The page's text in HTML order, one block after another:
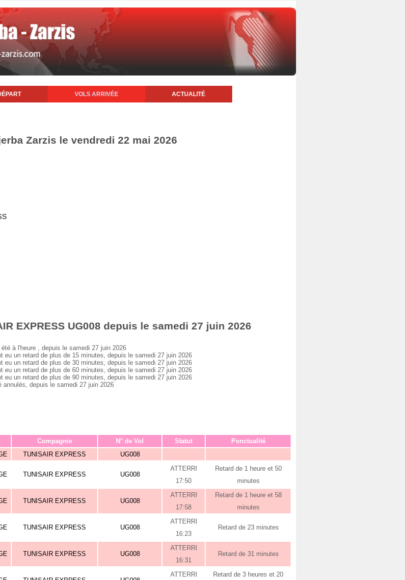
VOLS ARRIVÉE ACTUALITÉ
Zarzis le vendredi 22 mai 2026
EXPRESS UG008 depuis le samedi 27 juin 2026
à l'heure , depuis le samedi 27 juin 2026
un retard de plus de 15 minutes, depuis le samedi 27 juin 2026
un retard de plus de 30 minutes, depuis le samedi 27 juin 2026
un retard de plus de 60 minutes, depuis le samedi 27 juin 2026
un retard de plus de 90 minutes, depuis le samedi 27 juin 2026
depuis le samedi 27 juin 2026
Compagnie N° de Vol Statut
Ponctualité
TUNISAIR EXPRESS UG008
TUNISAIR EXPRESS UG008
ATTERRI
17:50
Retard de 1 heure et 50
minutes
TUNISAIR EXPRESS UG008
ATTERRI
17:58
Retard de 1 heure et 58
minutes
TUNISAIR EXPRESS UG008
ATTERRI
16:23
Retard de 23 minutes
TUNISAIR EXPRESS UG008
ATTERRI
16:31
Retard de 31 minutes
ATTERRI
Retard de 3 heures et 20